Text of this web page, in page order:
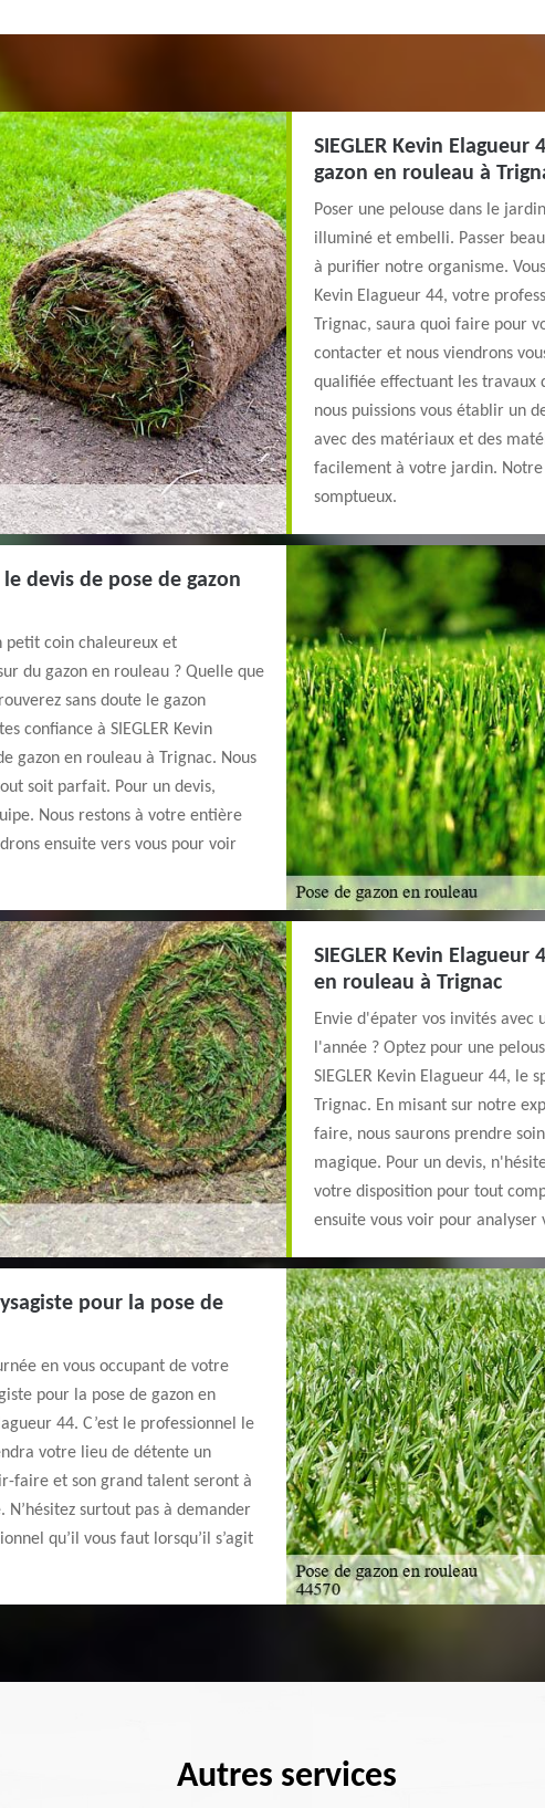
SIEGLER Kevin
gazon en rouleau à
Poser une pelouse dans le
illuminé et embelli. Passer
à purifier notre organisme.
Kevin Elagueur 44, votre
Trignac, saura quoi faire pour
contacter et nous viendrons
qualifiée effectuant les travaux
nous puissions vous établir un
avec des matériaux et des
facilement à votre jardin.
somptueux.
le devis de pose de gazon
petit coin chaleureux et
du gazon en rouleau ? Quelle que
sans doute le gazon
confiance à SIEGLER Kevin
gazon en rouleau à Trignac. Nous
soit parfait. Pour un devis,
Nous restons à votre entière
ensuite vers vous pour voir
SIEGLER Kevin
en rouleau à Trignac
Envie d'épater vos invités
l'année ? Optez pour une
SIEGLER Kevin Elagueur 44, le
Trignac. En misant sur notre
faire, nous saurons prendre
magique. Pour un devis,
votre disposition pour tout
ensuite vous voir pour analyser
pour la pose de
en vous occupant de votre
pour la pose de gazon en
44. C’est le professionnel le
votre lieu de détente un
faire et son grand talent seront à
surtout pas à demander
qu’il vous faut lorsqu’il s’agit
Autres services